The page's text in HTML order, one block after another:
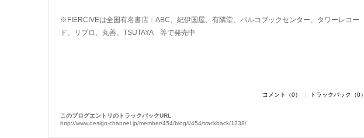
※FIERCIVEは全国有名書店：ABC、紀伊国屋、有隣堂、パルコブックセンター、タワーレコー
ド、リブロ、丸善、TSUTAYA 等で発売中
コメント（0） トラックバック（0）
このブログエントリのトラックバックURL
http://www.design-channel.jp/member/454/blog/i/454/trackback/1238/